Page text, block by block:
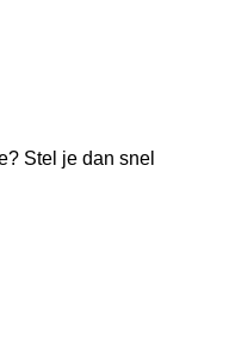
Stel je dan snel